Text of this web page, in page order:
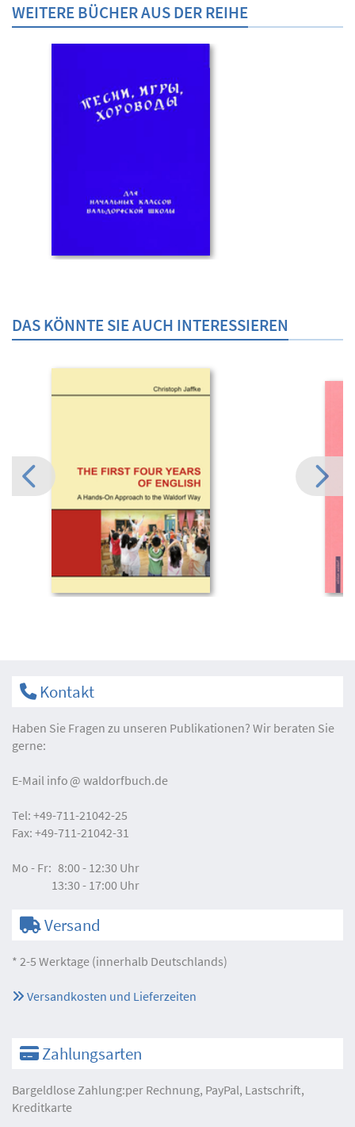
WEITERE BÜCHER AUS DER REIHE
DAS KÖNNTE SIE AUCH INTERESSIEREN
Kontakt
Haben Sie Fragen zu unseren Publikationen? Wir beraten Sie
gerne:
E-Mail info waldorfbuch.de
Tel: +49-711-21042-25
Fax: +49-711-21042-31
Mo - Fr: 8:00 - 12:30 Uhr
13:30 - 17:00 Uhr
Versand
* 2-5 Werktage (innerhalb Deutschlands)
Versandkosten und Lieferzeiten
Zahlungsarten
Bargeldlose Zahlung:per Rechnung, PayPal, Lastschrift,
Kreditkarte